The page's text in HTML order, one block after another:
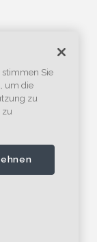
stimmen Sie
um die
zu
zu